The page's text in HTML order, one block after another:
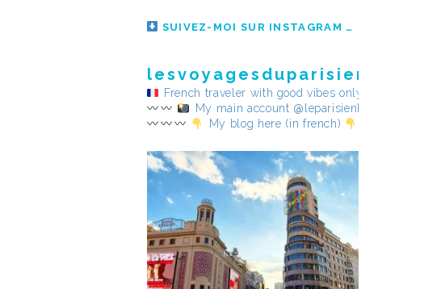
SUIVEZ-MOI SUR INSTAGRAM
French traveler with good vibes only
My main account @leparisienheureux
My blog here (in french)